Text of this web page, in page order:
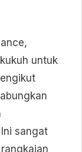
untuk
sangat